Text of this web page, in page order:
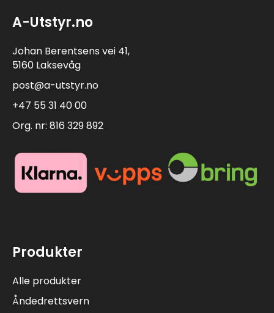
A-Utstyr.no
Johan Berentsens vei 41,
5160 Laksevåg
post@a-utstyr.no
+47 55 31 40 00
Org. nr: 816 329 892
Produkter
Alle produkter
Åndedrettsvern